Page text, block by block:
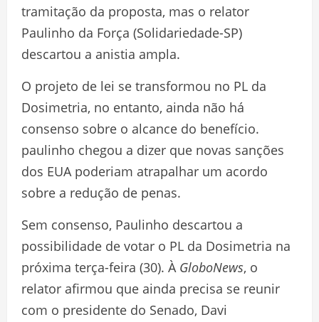
tramitação da proposta, mas o relator
Paulinho da Força (Solidariedade-SP)
descartou a anistia ampla.
O projeto de lei se transformou no PL da
Dosimetria, no entanto, ainda não há
consenso sobre o alcance do benefício.
paulinho chegou a dizer que novas sanções
dos EUA poderiam atrapalhar um acordo
sobre a redução de penas.
Sem consenso, Paulinho descartou a
possibilidade de votar o PL da Dosimetria na
próxima terça-feira (30). À GloboNews, o
relator afirmou que ainda precisa se reunir
com o presidente do Senado, Davi